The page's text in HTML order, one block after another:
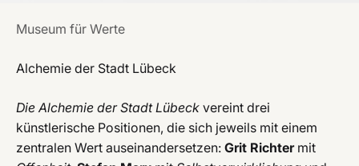
Museum für Werte
Alchemie der Stadt Lübeck
Die Alchemie der Stadt Lübeck vereint drei
künstlerische Positionen, die sich jeweils mit einem
zentralen Wert auseinandersetzen: Grit Richtermit